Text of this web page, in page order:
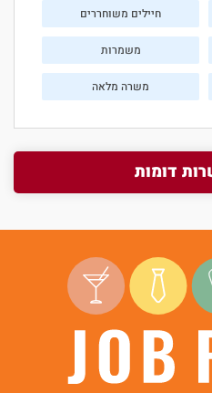
חיילים משוחררים
משמרות
משרה מלאה
דומות